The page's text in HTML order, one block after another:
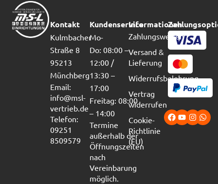
Kontakt
Kulmbacher
Straße 8
95213
Münchberg
Email:
info@msl-
vertrieb.de
Telefon:
09251
8509579
Kundenservice
Mo-
Do: 08:00 –
12:00 /
13:30 –
17:00
Freitag: 08:00
– 14:00
Termine
außerhalb der
Öffnungszeiten
nach
Vereinbarung
möglich.
Informationen
Zahlungsweisen
Versand &
Lieferung
Widerrufsbelehrung
Vertrag
widerrufen
Cookie-
Richtlinie
(EU)